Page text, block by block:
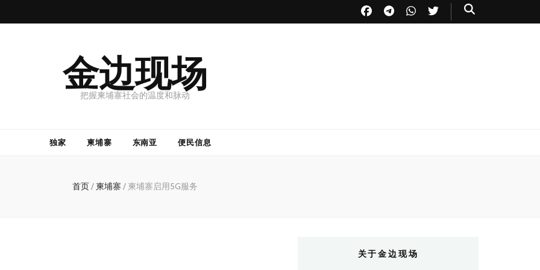
金边现场
把握柬埔寨社会的温度和脉动
独家 柬埔寨 东南亚 便民信息
首页/ 柬埔寨 / 柬埔寨启用5G服务
关于金边现场